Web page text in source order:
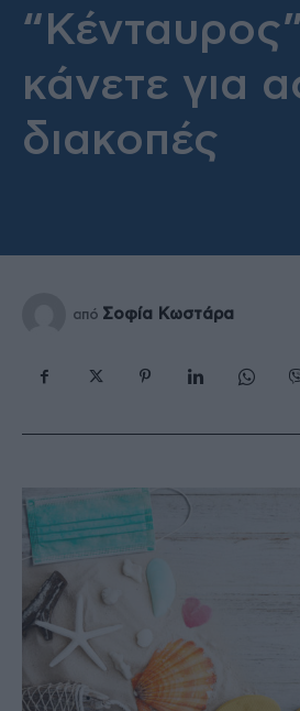
κάνετε για
διακοπές
από Σοφία Κωστάρα